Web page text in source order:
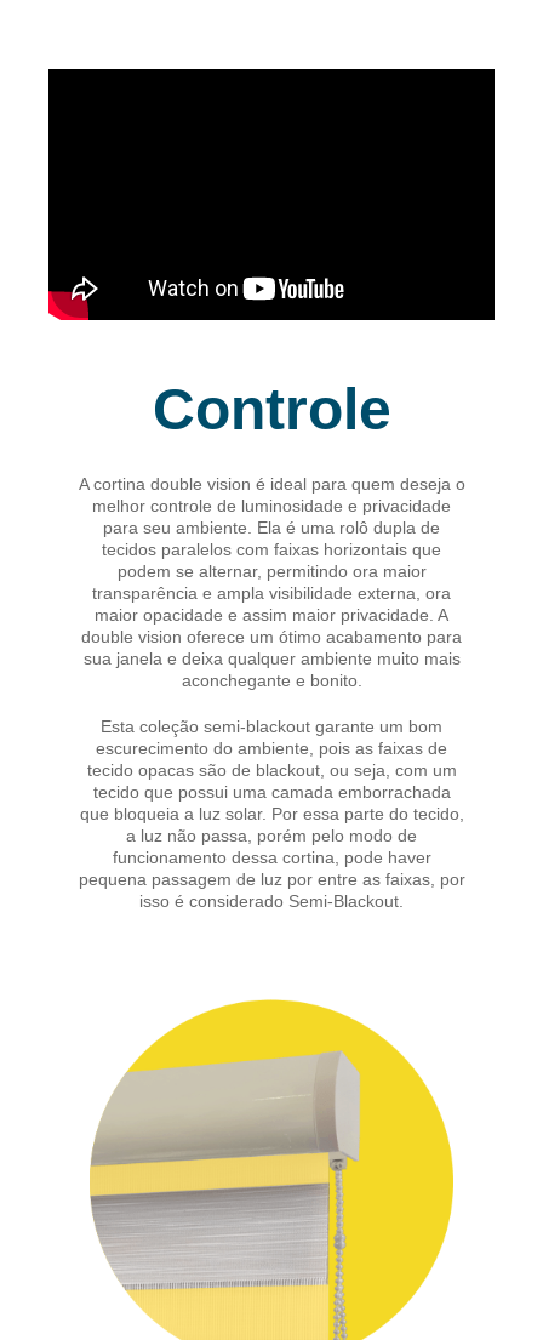
Controle
A cortina double vision é ideal para quem deseja o
melhor controle de luminosidade e privacidade
para seu ambiente. Ela é uma rolô dupla de
tecidos paralelos com faixas horizontais que
podem se alternar, permitindo ora maior
transparência e ampla visibilidade externa, ora
maior opacidade e assim maior privacidade. A
double vision oferece um ótimo acabamento para
sua janela e deixa qualquer ambiente muito mais
aconchegante e bonito.
Esta coleção semi-blackout garante um bom
escurecimento do ambiente, pois as faixas de
tecido opacas são de blackout, ou seja, com um
tecido que possui uma camada emborrachada
que bloqueia a luz solar. Por essa parte do tecido,
a luz não passa, porém pelo modo de
funcionamento dessa cortina, pode haver
pequena passagem de luz por entre as faixas, por
isso é considerado Semi-Blackout.